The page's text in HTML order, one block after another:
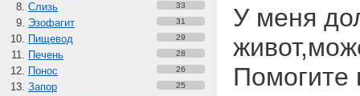
Слизь 33
Эзофагит 31
Пищевод 29
Печень 28
Понос 26
Запор 25
У меня
Помогите